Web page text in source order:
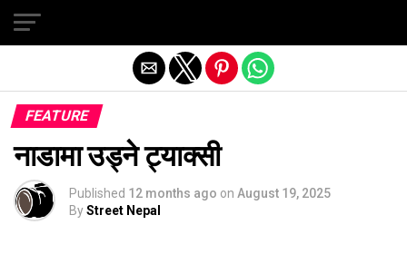
FEATURE
नाडामा उड्ने ट्याक्सी
Published 12 months ago on August 19, 2025
ByStreet Nepal